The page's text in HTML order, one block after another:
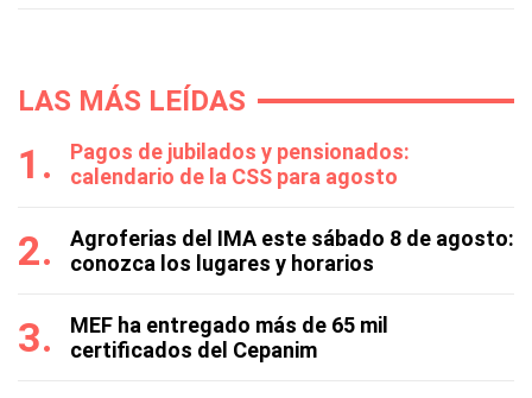
LAS MÁS LEÍDAS
Pagos de jubilados y pensionados:
calendario de la CSS para agosto
Agroferias del IMA este sábado 8 de agosto:
conozca los lugares y horarios
MEF ha entregado más de 65 mil
certificados del Cepanim